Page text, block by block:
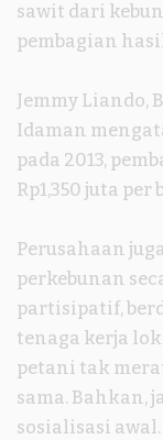
sawit dari
pembagian
Jemmy Liando,
Idaman
pada 2013,
Rp1,350 juta
Perusahaan
perkebunan
partisipatif,
tenaga kerja
petani tak
sama. Bahkan,
sosialisasi awal.